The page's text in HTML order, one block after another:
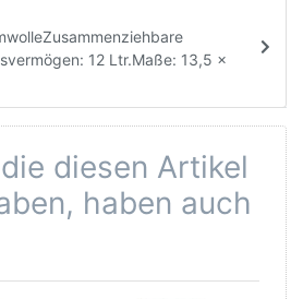
12 Ltr.Maße: 13,5 x
diesen Artikel
haben auch